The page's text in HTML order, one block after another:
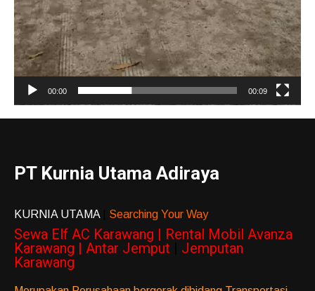
00:00 00:09
PT Kurnia Utama Adiraya
KURNIA UTAMA Searching Your Way
Sewa Elf AC Karawang | Rental Mobil Avanza
Karawang | Antar Jemput
Jemputan
Karawang